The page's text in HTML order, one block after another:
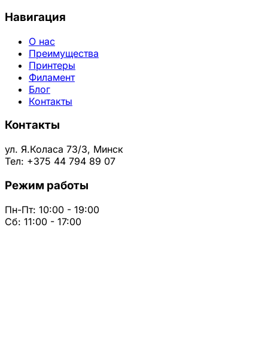
Навигация
О нас
Преимущества
Принтеры
Филамент
Блог
Контакты
Контакты
ул. Я.Коласа 73/3, Минск
Тел: +375 44 794 89 07
Режим работы
Пн-Пт: 10:00 - 19:00
Сб: 11:00 - 17:00